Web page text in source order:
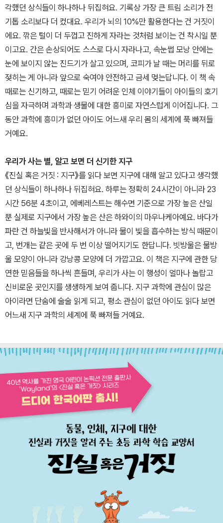
각했던 상식들이 하나하나 뒤집혀요. 기록상 가장 큰 트림 소리가 전
기톱 소리보다 더 컸대요. 우리가 뇌의 10%만 활용한다는 건 거짓이
에요. 깎은 털이 더 두껍고 진하게 자라는 것처럼 보이는 건 착시일 뿐
이고요. 간은 손상되어도 스스로 다시 자라나고, 속눈썹 모낭 안에는
눈에 보이지 않는 진드기가 살고 있으며, 코피가 날 때는 머리를 뒤로
젖히는 게 아니라 앞으로 숙여야 안전하고 금세 멎는답니다. 이 책 속
때로는 신기하고, 때로는 믿기 어려운 인체 이야기들이 아이들의 호기
심을 자극하며 과학과 생물에 대한 흥미로 자연스럽게 이어집니다. 그
동안 과학에 흥미가 없던 아이도 어느새 우리 몸의 세계에 푹 빠져들
거예요.
우리가 사는 별, 알고 보면 더 신기한 지구
《진실 혹은 거짓 : 지구》를 읽다 보면 지구에 대해 알고 있다고 생각했
던 상식들이 하나하나 뒤집혀요. 하루는 정확히 24시간이 아니라 23
시간 56분 4초이고, 에베레스트는 해수면 기준으로 가장 높은 산일
뿐 실제로 지구에서 가장 높은 산은 하와이의 마우나케아예요. 바다가
파란 건 하늘빛을 반사해서가 아니라 물이 빛을 흡수하는 방식 때문이
고, 번개는 같은 곳에 두 번 이상 떨어지기도 한답니다. 빗방울은 물방
울 모양이 아니라 강낭콩 모양에 더 가깝고요. 이 책은 지구에 관한 당
연한 믿음들을 하나씩 흔들며, 우리가 사는 이 행성이 얼마나 놀랍고
신비로운 곳인지를 생생하게 보여 줍니다. 지구 과학에 관심이 많은
아이라면 단숨에 술술 읽게 되고, 평소 관심이 없던 아이도 읽다 보면
어느새 지구 과학의 세계에 푹 빠져들 거예요.